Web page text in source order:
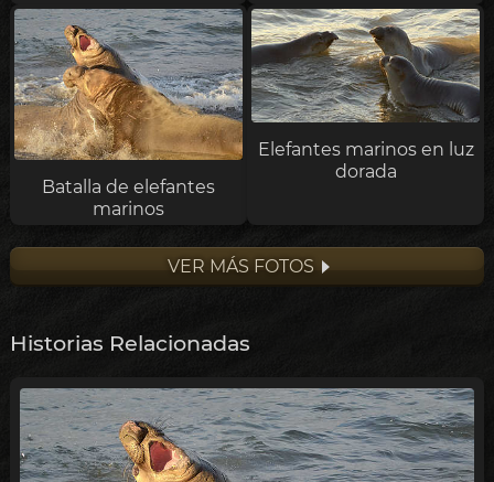
Batalla de elefantes
marinos
Elefantes marinos en luz
dorada
VER MÁS FOTOS
Historias Relacionadas